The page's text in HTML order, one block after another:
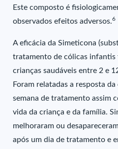
Este composto é
observados efeitos adversos.6
A eficácia da Simeticona
tratamento de cólicas infantis
crianças saudáveis entre 2 e
Foram relatadas a resposta
semana de tratamento assim
vida da criança e da família.
melhoraram ou
após um dia de tratamento e